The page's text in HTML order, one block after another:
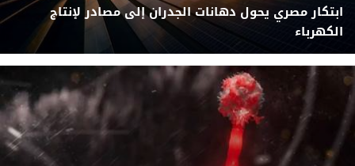
ابتكار مصري يحول دهانات الجدران إلى مصادر لإنتاج
الكهرباء